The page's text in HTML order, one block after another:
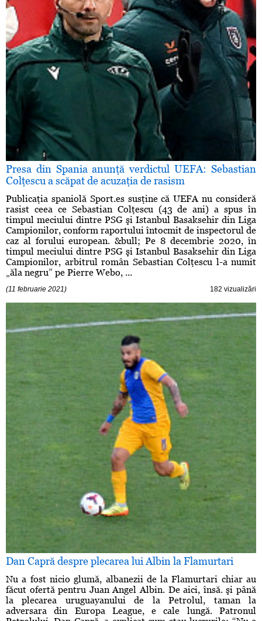
Presa din Spania anunţă verdictul UEFA: Sebastian
Colţescu a scăpat de acuzaţia de rasism
Publicaţia spaniolă Sport.es susţine că UEFA nu consideră
rasist ceea ce Sebastian Colţescu (43 de ani) a spus în
timpul meciului dintre PSG şi Istanbul Basaksehir din Liga
Campionilor, conform raportului întocmit de inspectorul de
caz al forului european. &bull; Pe 8 decembrie 2020, în
timpul meciului dintre PSG şi Istanbul Basaksehir din Liga
Campionilor, arbitrul român Sebastian Colţescu l-a numit
„ăla negru” pe Pierre Webo, ...
(11 februarie 2021) 182 vizualizări
Dan Capră despre plecarea lui Albin la Flamurtari
Nu a fost nicio glumă, albanezii de la Flamurtari chiar au
făcut ofertă pentru Juan Angel Albin. De aici, însă. şi până
la plecarea uruguayanului de la Petrolul, taman la
adversara din Europa League, e cale lungă. Patronul